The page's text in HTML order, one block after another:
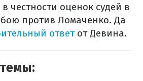
честности оценок судей в
против Ломаченко. Да
ответот Девина.